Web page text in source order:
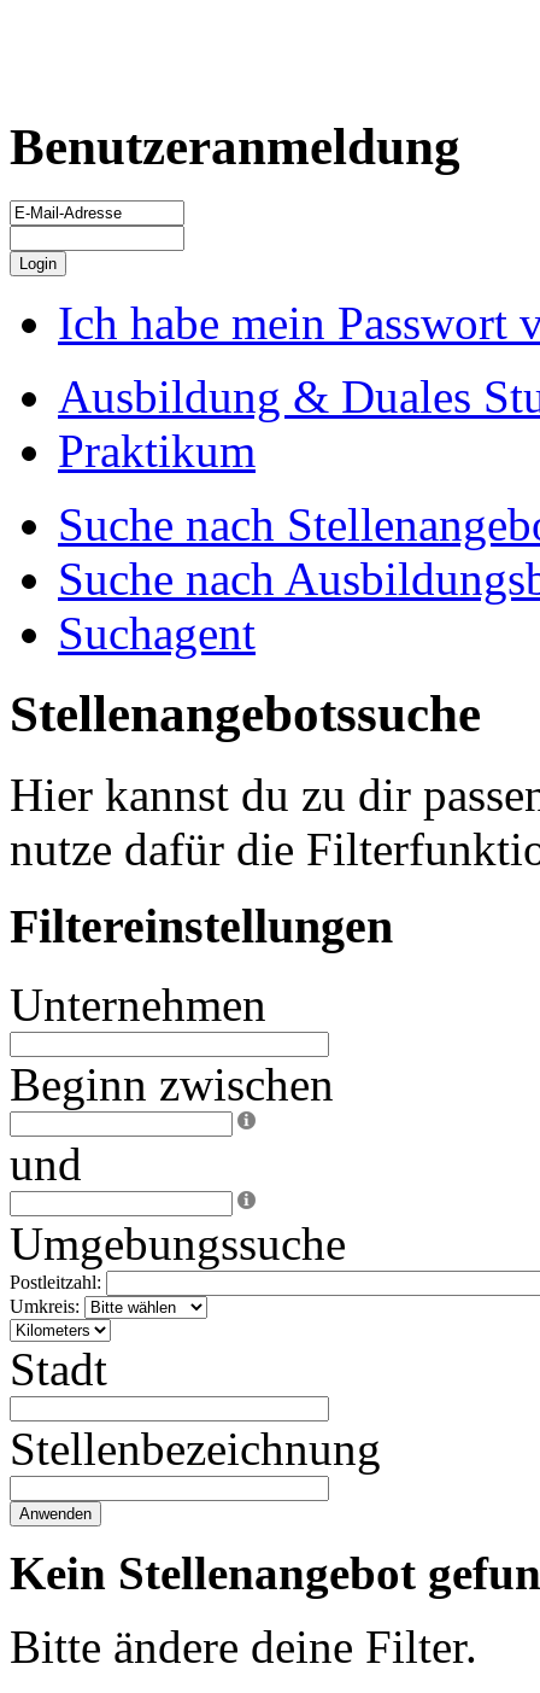
Benutzeranmeldung
Ich habe mein Passwort
Ausbildung & Duales
Praktikum
Suche nach
Suche nach
Suchagent
Stellenangebotssuche
Hier kannst du zu dir
nutze dafür die
Filtereinstellungen
Unternehmen
Beginn zwischen
und
Umgebungssuche
Postleitzahl:
Umkreis:
Stadt
Stellenbezeichnung
Kein Stellenangebot
Bitte ändere deine Filter.